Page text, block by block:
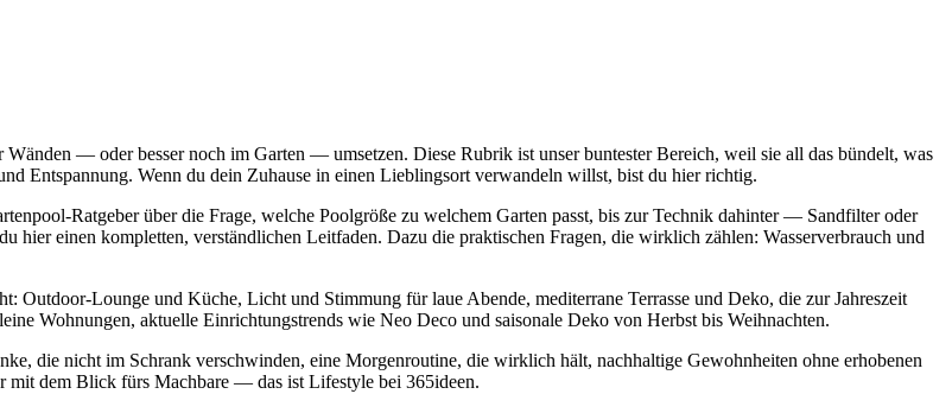
— oder besser noch im Garten — umsetzen. Diese Rubrik ist unser buntester Bereich, weil sie all das bündelt, was
Entspannung. Wenn du dein Zuhause in einen Lieblingsort verwandeln willst, bist du hier richtig.
Ratgeber über die Frage, welche Poolgröße zu welchem Garten passt, bis zur Technik dahinter — Sandfilter oder
einen kompletten, verständlichen Leitfaden. Dazu die praktischen Fragen, die wirklich zählen: Wasserverbrauch und
Outdoor-Lounge und Küche, Licht und Stimmung für laue Abende, mediterrane Terrasse und Deko, die zur Jahreszeit
Wohnungen, aktuelle Einrichtungstrends wie Neo Deco und saisonale Deko von Herbst bis Weihnachten.
die nicht im Schrank verschwinden, eine Morgenroutine, die wirklich hält, nachhaltige Gewohnheiten ohne erhobenen
dem Blick fürs Machbare — das ist Lifestyle bei 365ideen.